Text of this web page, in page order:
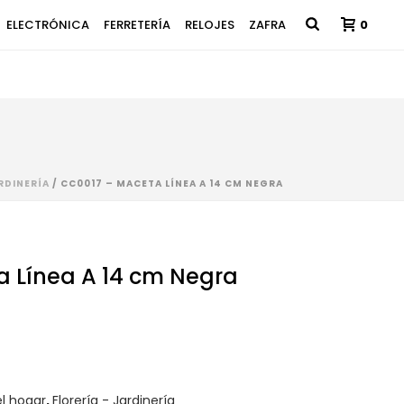
ELECTRÓNICA FERRETERÍA RELOJES ZAFRA 0
/ CC0017 – MACETA LÍNEA A 14 CM NEGRA
Línea A 14 cm Negra
hogar,Florería - Jardinería